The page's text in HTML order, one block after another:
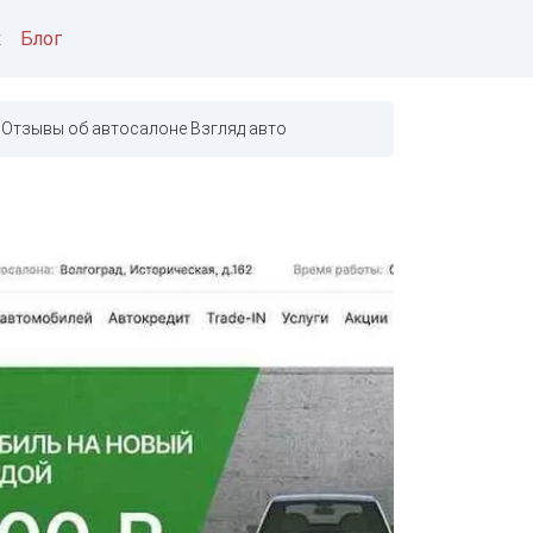
Блог
Отзывы об автосалоне Взгляд авто